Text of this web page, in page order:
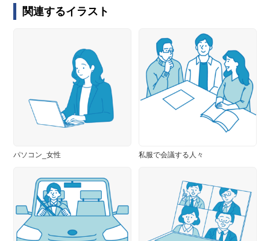
関連するイラスト
パソコン_女性 私服で会議する人々